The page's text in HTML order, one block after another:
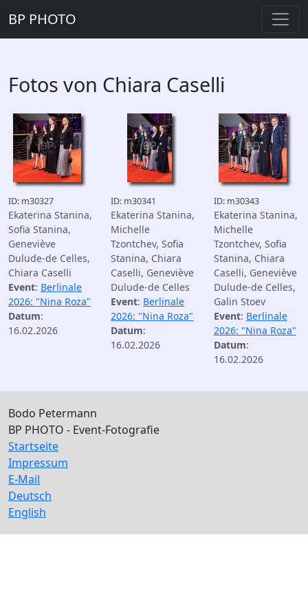
BP PHOTO
Fotos von Chiara Caselli
ID: m30327
Ekaterina Stanina,
Sofia Stanina,
Geneviève
Dulude-de Celles,
Chiara Caselli
Event: Berlinale
2026: "Nina Roza"
Datum:
16.02.2026
ID: m30341
Ekaterina Stanina,
Michelle
Tzontchev, Sofia
Stanina, Chiara
Caselli, Geneviève
Dulude-de Celles
Event: Berlinale
2026: "Nina Roza"
Datum:
16.02.2026
ID: m30343
Ekaterina Stanina,
Michelle
Tzontchev, Sofia
Stanina, Chiara
Caselli, Geneviève
Dulude-de Celles,
Galin Stoev
Event: Berlinale
2026: "Nina Roza"
Datum:
16.02.2026
Bodo Petermann
BP PHOTO - Event-Fotografie
Startseite
Impressum
E-Mail
Deutsch
English